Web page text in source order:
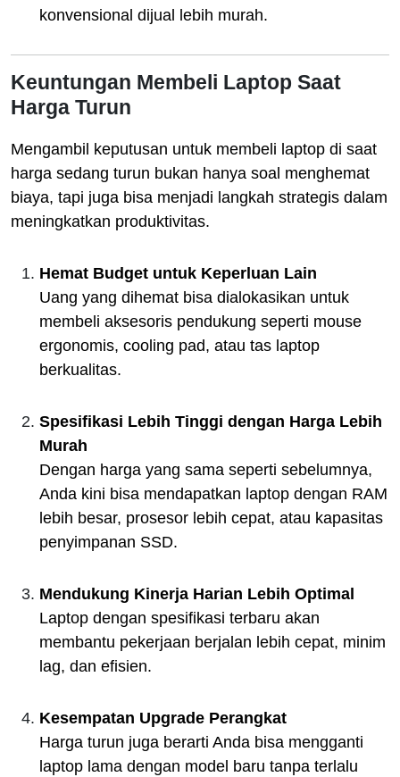
konvensional dijual lebih murah.
Keuntungan Membeli Laptop Saat
Harga Turun
Mengambil keputusan untuk membeli laptop di saat
harga sedang turun bukan hanya soal menghemat
biaya, tapi juga bisa menjadi langkah strategis dalam
meningkatkan produktivitas.
Hemat Budget untuk Keperluan Lain
Uang yang dihemat bisa dialokasikan untuk
membeli aksesoris pendukung seperti mouse
ergonomis, cooling pad, atau tas laptop
berkualitas.
Spesifikasi Lebih Tinggi dengan Harga Lebih
Murah
Dengan harga yang sama seperti sebelumnya,
Anda kini bisa mendapatkan laptop dengan RAM
lebih besar, prosesor lebih cepat, atau kapasitas
penyimpanan SSD.
Mendukung Kinerja Harian Lebih Optimal
Laptop dengan spesifikasi terbaru akan
membantu pekerjaan berjalan lebih cepat, minim
lag, dan efisien.
Kesempatan Upgrade Perangkat
Harga turun juga berarti Anda bisa mengganti
laptop lama dengan model baru tanpa terlalu